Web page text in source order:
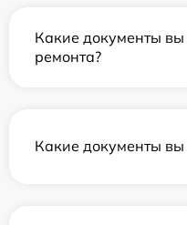
Какие документы вы
ремонта?
Какие документы вы